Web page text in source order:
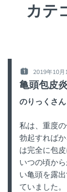
カテ
POSTED
ON
2019年10月
亀頭包皮
のりっくさ
私は、重度の
勃起すれば
は完全に包皮
いつの頃か
い亀頭を露
ていました。